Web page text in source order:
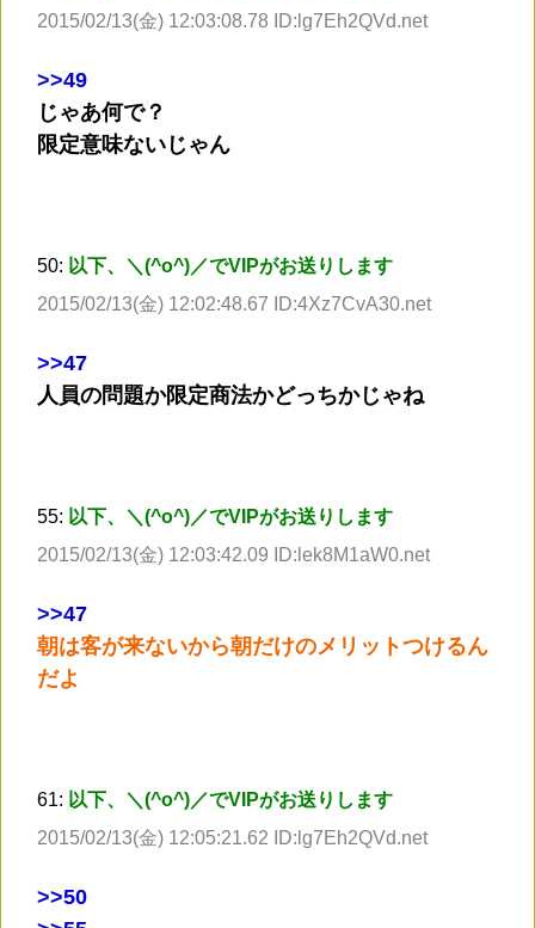
2015/02/13(金) 12:03:08.78 ID:lg7Eh2QVd.net
>>49
じゃあ何で？
限定意味ないじゃん
50: 以下、＼(^o^)／でVIPがお送りします
2015/02/13(金) 12:02:48.67 ID:4Xz7CvA30.net
>>47
人員の問題か限定商法かどっちかじゃね
55: 以下、＼(^o^)／でVIPがお送りします
2015/02/13(金) 12:03:42.09 ID:lek8M1aW0.net
>>47
朝は客が来ないから朝だけのメリットつけるん
だよ
61: 以下、＼(^o^)／でVIPがお送りします
2015/02/13(金) 12:05:21.62 ID:lg7Eh2QVd.net
>>50